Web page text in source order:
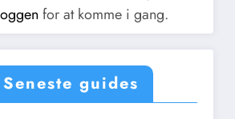
for at komme i gang.
Seneste guides